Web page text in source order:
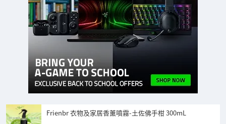
Frienbr 衣物及家居香薰噴霧-土佐佛手柑 300mL